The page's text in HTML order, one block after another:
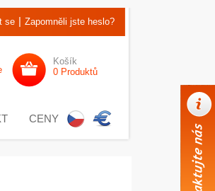
se | Zapomněli jste heslo?
Košík
0 Produktů
CENY